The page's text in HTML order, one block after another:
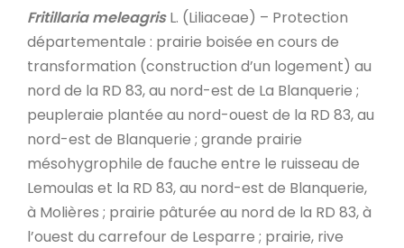
Fritillaria meleagrisL. (Liliaceae) – Protection
départementale : prairie boisée en cours de
transformation (construction d’un logement) au
nord de la RD 83, au nord-est de La Blanquerie ;
peupleraie plantée au nord-ouest de la RD 83, au
nord-est de Blanquerie ; grande prairie
mésohygrophile de fauche entre le ruisseau de
Lemoulas et la RD 83, au nord-est de Blanquerie,
à Molières ; prairie pâturée au nord de la RD 83, à
l’ouest du carrefour de Lesparre ; prairie, rive